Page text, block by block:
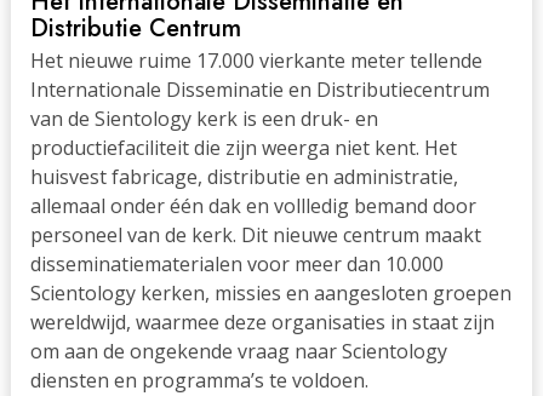
Distributie Centrum
Het nieuwe ruime 17.000 vierkante meter tellende
Internationale Disseminatie en Distributiecentrum
van de Sientology kerk is een druk- en
productiefaciliteit die zijn weerga niet kent. Het
huisvest fabricage, distributie en administratie,
allemaal onder één dak en vollledig bemand door
personeel van de kerk. Dit nieuwe centrum maakt
disseminatiematerialen voor meer dan 10.000
Scientology kerken, missies en aangesloten groepen
wereldwijd, waarmee deze organisaties in staat zijn
om aan de ongekende vraag naar Scientology
diensten en programma’s te voldoen.